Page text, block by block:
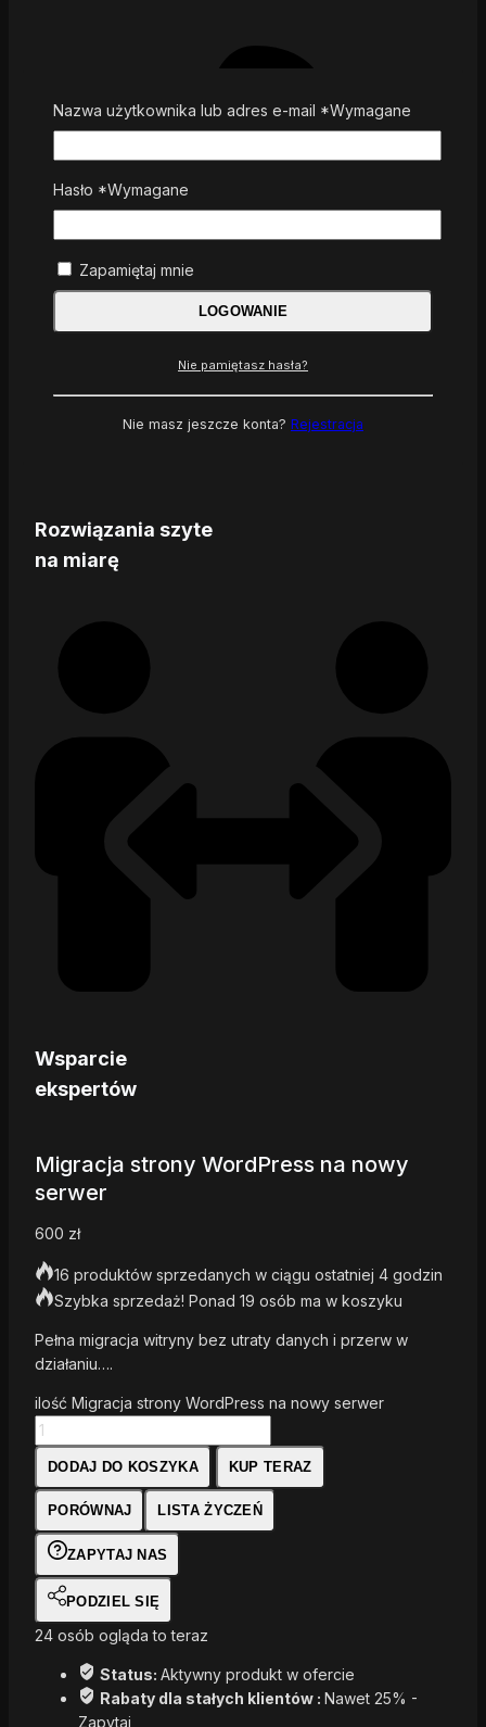
Rozwiązania szyte
na miarę
Wsparcie
ekspertów
Migracja strony WordPress na nowy
serwer
600 zł
16 produktów sprzedanych w ciągu ostatniej 4 godzin
Szybka sprzedaż! Ponad 19 osób ma w koszyku
Pełna migracja witryny bez utraty danych i przerw w
działaniu….
ilość Migracja strony WordPress na nowy serwer
DODAJ DO KOSZYKA KUP TERAZ
PORÓWNAJ LISTA ŻYCZEŃ
ZAPYTAJ NAS
PODZIEL SIĘ
24 osób ogląda to teraz
Status: Aktywny produkt w ofercie
Rabaty dla stałych klientów : Nawet 25% -
Zapytaj
Nazwa użytkownika lub adres e-mail *Wymagane
Hasło *Wymagane
Zapamiętaj mnie
LOGOWANIE
Nie pamiętasz hasła?
Nie masz jeszcze konta? Rejestracja